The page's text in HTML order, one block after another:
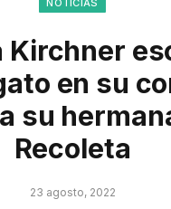
NOTICIAS
Kirchner
en su
su
Recoleta
23 agosto, 2022